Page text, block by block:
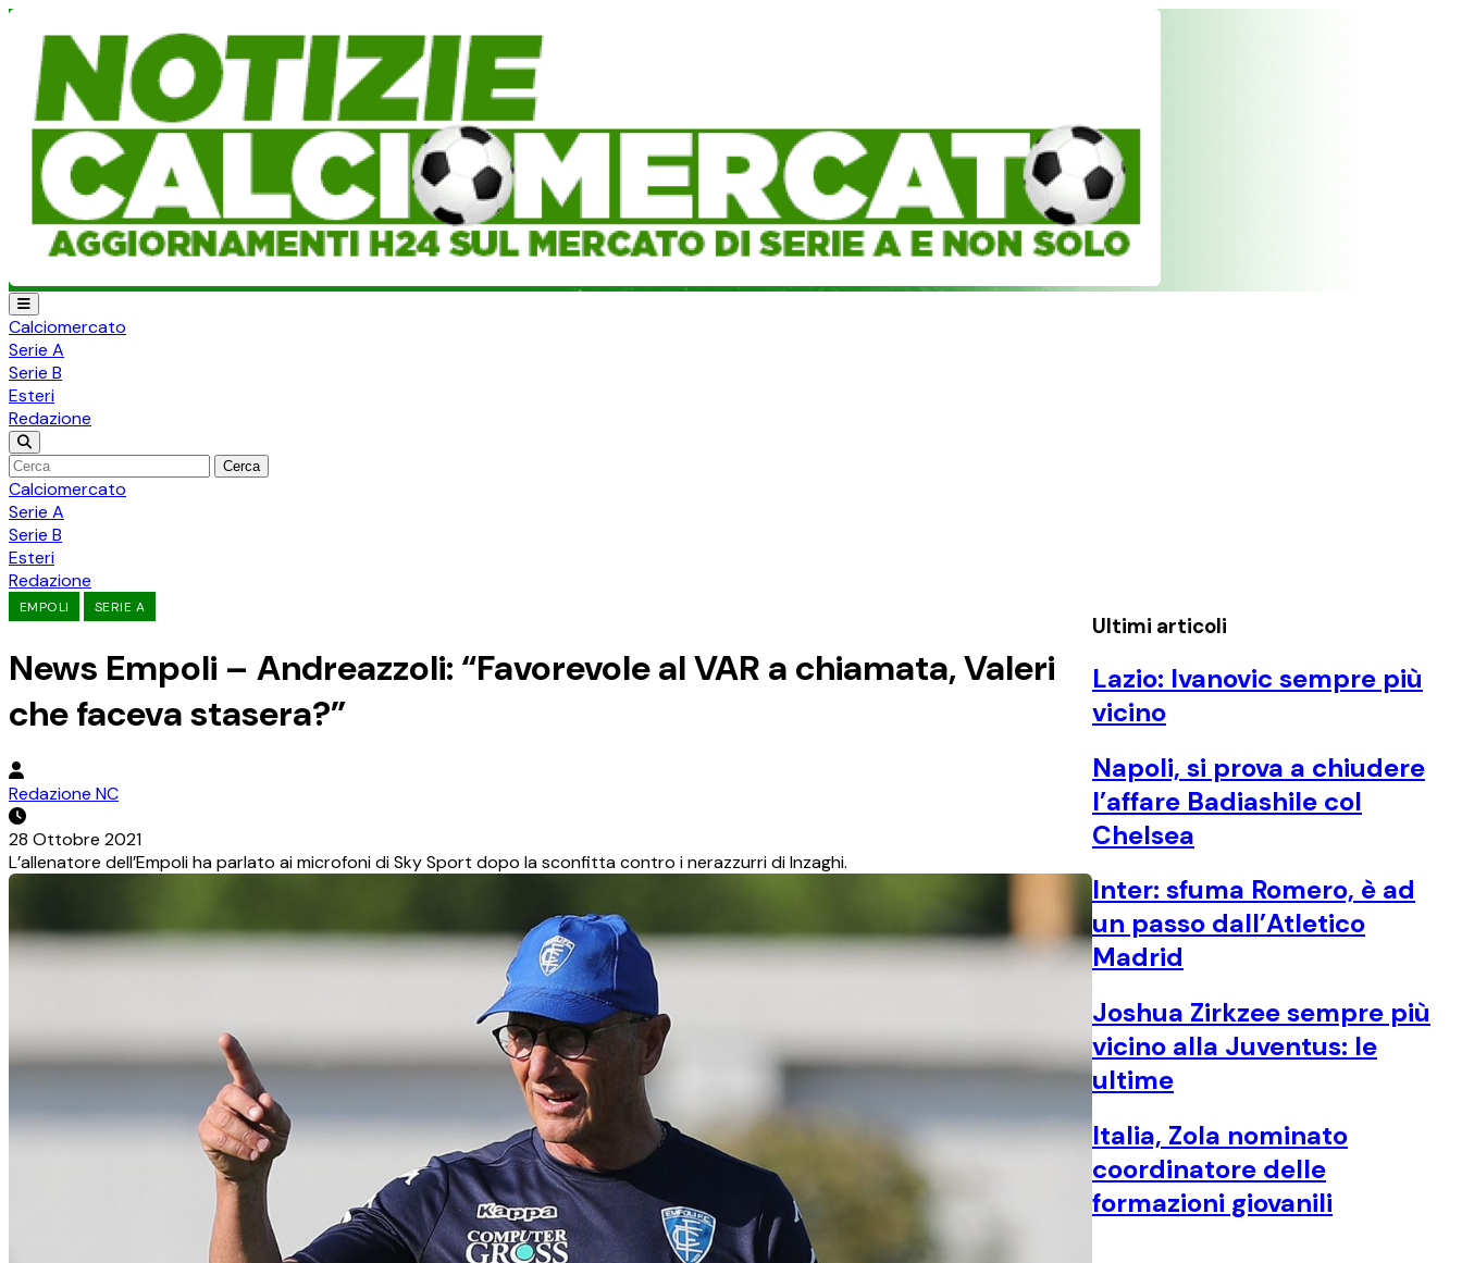
Calciomercato
Serie A
Serie B
Esteri
Redazione
Cerca
Calciomercato
Serie A
Serie B
Esteri
Redazione
EMPOLI SERIE A
News Empoli – Andreazzoli: “Favorevole al VAR a chiamata, Valeri
che faceva stasera?”
Redazione NC
28 Ottobre 2021
L’allenatore dell’Empoli ha parlato ai microfoni di Sky Sport dopo la sconfitta contro i nerazzurri di Inzaghi.
Ultimi articoli
Lazio: Ivanovic sempre più
vicino
Napoli, si prova a chiudere
l’affare Badiashile col
Chelsea
Inter: sfuma Romero, è ad
un passo dall’Atletico
Madrid
Joshua Zirkzee sempre più
vicino alla Juventus: le
ultime
Italia, Zola nominato
coordinatore delle
formazioni giovanili